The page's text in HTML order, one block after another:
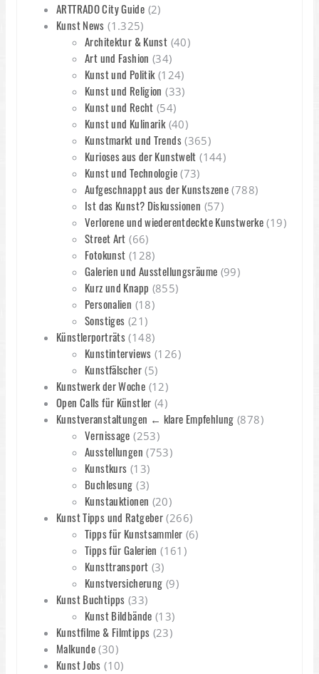
ARTTRADO City Guide (2)
Kunst News (1.325)
Architektur & Kunst (40)
Art und Fashion (34)
Kunst und Politik(124)
Kunst und Religion (33)
Kunst und Recht (54)
Kunst und Kulinarik(40)
Kunstmarkt und Trends(365)
Kurioses aus der Kunstwelt (144)
Kunst und Technologie(73)
Aufgeschnappt aus der Kunstszene (788)
Ist das Kunst? Diskussionen (57)
Verlorene und wiederentdeckte Kunstwerke (19)
Street Art (66)
Fotokunst (128)
Galerien und Ausstellungsräume (99)
Kurz und Knapp (855)
Personalien (18)
Sonstiges (21)
Künstlerporträts (148)
Kunstinterviews (126)
Kunstfälscher(5)
Kunstwerk der Woche (12)
Open Calls für Künstler (4)
Kunstveranstaltungen ← klare Empfehlung (878)
Vernissage (253)
Ausstellungen (753)
Kunstkurs (13)
Buchlesung (3)
Kunstauktionen (20)
Kunst Tipps und Ratgeber (266)
Tipps für Kunstsammler (6)
Tipps für Galerien (161)
Kunsttransport (3)
Kunstversicherung (9)
Kunst Buchtipps (33)
Kunst Bildbände (13)
Kunstfilme & Filmtipps (23)
Malkunde (30)
Kunst Jobs (10)